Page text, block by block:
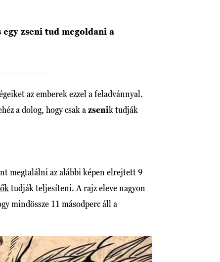
zseni tud megoldani a
az emberek ezzel a feladvánnyal.
a dolog, hogy csak a zsenik tudják
megtalálni az alábbi képen elrejtett 9
tudják teljesíteni. A rajz eleve nagyon
mindössze 11 másodperc áll a